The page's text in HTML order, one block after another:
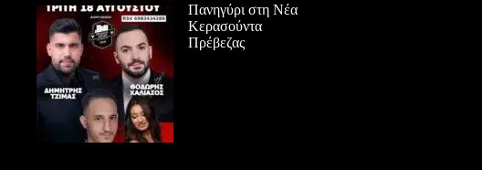
Πανηγύρι στη Νέα
Κερασούντα
Πρέβεζας